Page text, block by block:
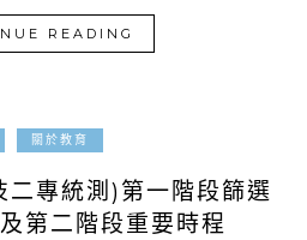
READING
關於教育
二專統測)第一階段篩選
第二階段重要時程